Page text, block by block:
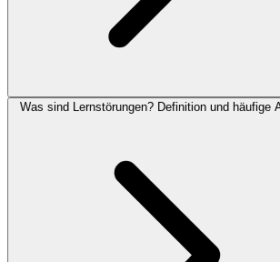
Was sind Lernstörungen? Definition und häufige